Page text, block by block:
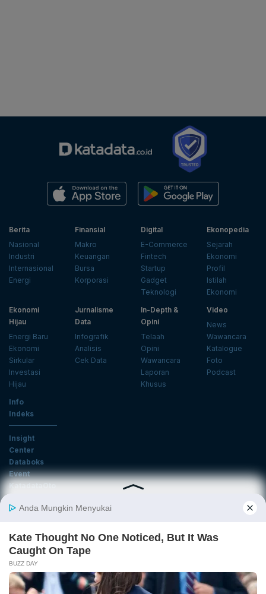
Berita
Nasional
Industri
Internasional
Energi
Finansial
Makro
Keuangan
Bursa
Korporasi
Digital
E-Commerce
Fintech
Startup
Gadget
Teknologi
Ekonopedia
Sejarah
Ekonomi
Profil
Istilah
Ekonomi
Ekonomi
Hijau
Energi Baru
Ekonomi
Sirkular
Investasi
Hijau
Jurnalisme
Data
Infografik
Analisis
Cek Data
In-Depth &
Opini
Telaah
Opini
Wawancara
Laporan
Khusus
Video
News
Wawancara
Katalogue
Foto
Podcast
Info
Indeks
Insight
Center
Databoks
Event
KatadataOto
Email